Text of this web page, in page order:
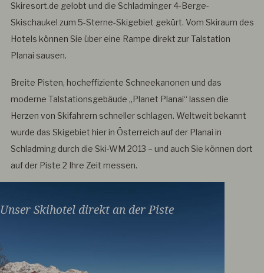
Skiresort.de gelobt und die Schladminger 4-Berge-
Skischaukel zum 5-Sterne-Skigebiet gekürt. Vom Skiraum des
Hotels können Sie über eine Rampe direkt zur Talstation
Planai sausen.
Breite Pisten, hocheffiziente Schneekanonen und das
moderne Talstationsgebäude „Planet Planai“ lassen die
Herzen von Skifahrern schneller schlagen. Weltweit bekannt
wurde das Skigebiet hier in Österreich auf der Planai in
Schladming durch die Ski-WM 2013 – und auch Sie können dort
auf der Piste 2 Ihre Zeit messen.
Unser Skihotel direkt an der Piste